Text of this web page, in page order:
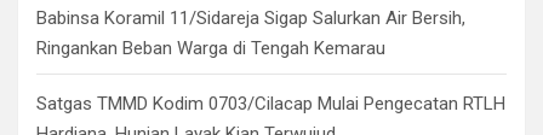
Babinsa Koramil 11/Sidareja Sigap Salurkan Air Bersih,
Ringankan Beban Warga di Tengah Kemarau
Satgas TMMD Kodim 0703/Cilacap Mulai Pengecatan RTLH